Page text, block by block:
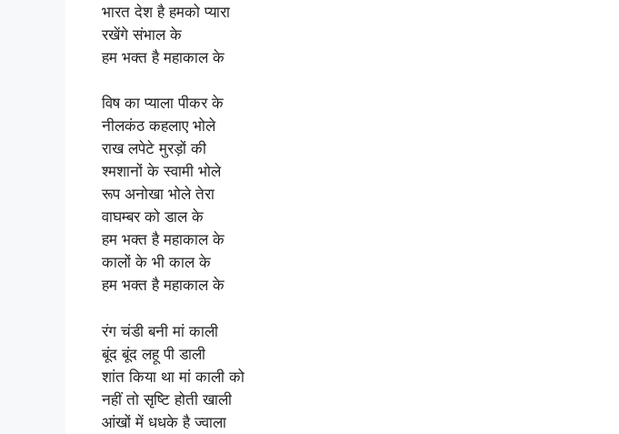
भारत देश है हमको प्यारा
रखेंगे संभाल के
हम भक्त है महाकाल के
विष का प्याला पीकर के
नीलकंठ कहलाए भोले
राख लपेटे मुरड़ों की
श्मशानों के स्वामी भोले
रूप अनोखा भोले तेरा
वाघम्बर को डाल के
हम भक्त है महाकाल के
कालों के भी काल के
हम भक्त है महाकाल के
रंग चंडी बनी मां काली
बूंद बूंद लहू पी डाली
शांत किया था मां काली को
नहीं तो सृष्टि होती खाली
आंखों में धधके है ज्वाला